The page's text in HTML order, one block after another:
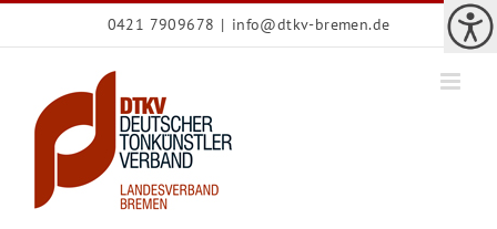
0421 7909678 | info@dtkv-bremen.de